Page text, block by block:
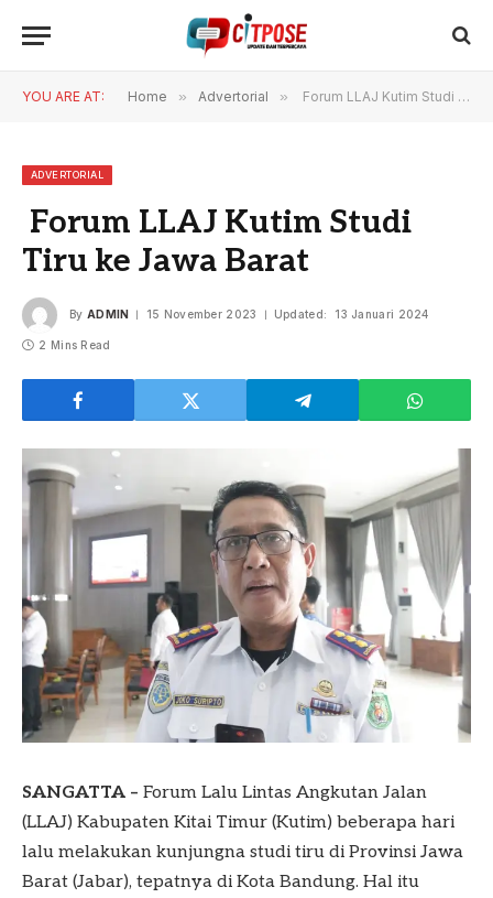
YOU ARE AT: Home » Advertorial » Forum LLAJ Kutim Studi Tiru ke Jawa Barat
ADVERTORIAL
Forum LLAJ Kutim Studi
Tiru ke Jawa Barat
By ADMIN 15 November 2023 Updated: 13 Januari 2024
2 Mins Read
SANGATTA – Forum Lalu Lintas Angkutan Jalan
(LLAJ) Kabupaten Kitai Timur (Kutim) beberapa hari
lalu melakukan kunjungna studi tiru di Provinsi Jawa
Barat (Jabar), tepatnya di Kota Bandung. Hal itu